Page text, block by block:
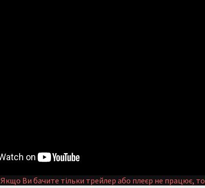
Якщо Ви бачите тільки трейлер або плеєр не працює,